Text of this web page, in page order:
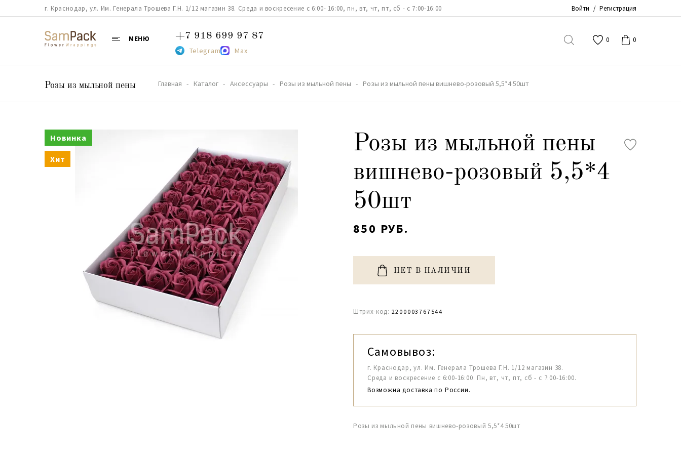
г. Краснодар, ул. Им. Генерала Трошева Г.Н. 1/12 магазин 38. Среда и воскресение с 6:00- 16:00, пн, вт, чт, пт, сб - с 7:00-16:00 Войти / Регистрация
МЕНЮ +7 918 699 97 87
Telegram Max
0 0
Розы из мыльной пены Главная Каталог Аксессуары Розы из мыльной пены Розы из мыльной пены вишнево-розовый 5,5*4 50шт
Новинка
Хит
Розы из мыльной пены
вишнево-розовый 5,5*4
50шт
850 РУБ.
НЕТ В НАЛИЧИИ
Штрих-код: 2200003767544
Самовывоз:
г. Краснодар, ул. Им. Генерала Трошева Г.Н. 1/12 магазин 38.
Среда и воскресение с 6:00-16:00. Пн, вт, чт, пт, сб - с 7:00-16:00.
Возможна доставка по России.
Розы из мыльной пены вишнево-розовый 5,5*4 50шт